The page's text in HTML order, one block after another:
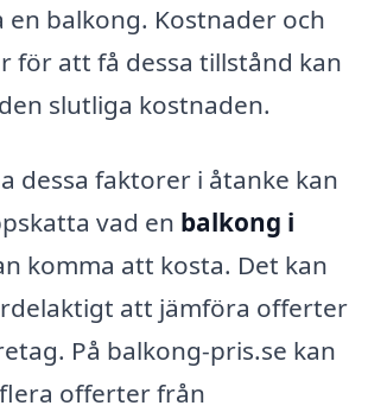
en balkong. Kostnader och
för att få dessa tillstånd kan
slutliga kostnaden.
dessa faktorer i åtanke kan
vad en balkong i
komma att kosta. Det kan
att jämföra offerter
På balkong-pris.se kan
offerter från